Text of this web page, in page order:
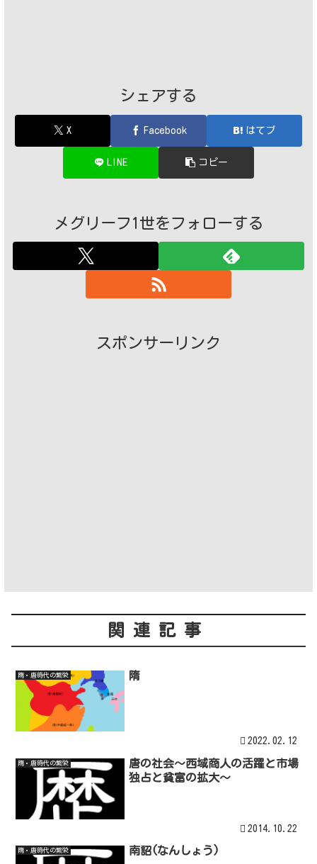
シェアする
X Facebook はてブ
LINE コピー
メグリーフ1世をフォローする
スポンサーリンク
関連記事
隋・唐時代の繁栄 隋
2022.02.12
隋・唐時代の繁栄
唐の社会～西域商人の活躍と市場
独占と貧富の拡大～
2014.10.22
隋・唐時代の繁栄 南詔(なんしょう)